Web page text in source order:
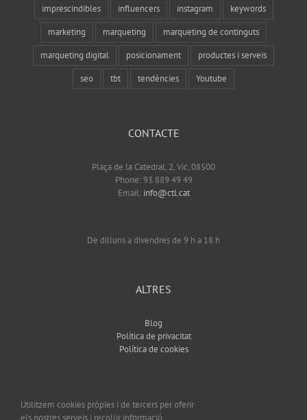
imprescindibles
influencers instagram
keywords
marketing
marqueting
marqueting de continguts
marqueting digital
posicionament
productes i serveis
seo
tbt tendències Youtube
CONTACTE
Plaça de la Catedral, 2, Vic, 08500
Phone: 93 889 49 49
Email: info@ctl.cat
De dilluns a divendres de 9 h a 18 h
ALTRES
Blog
Política de privacitat
Política de cookies
Utilitzem cookies pròpies i de tercers per oferir
els nostres serveis i recollir informació